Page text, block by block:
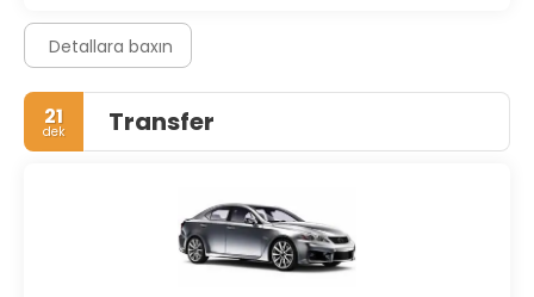
Detallara baxın
21
dek Transfer